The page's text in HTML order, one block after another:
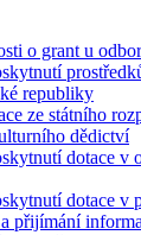
o grant u
republiky
ze státního
dědictví
dotace v
dotace v
přijímání